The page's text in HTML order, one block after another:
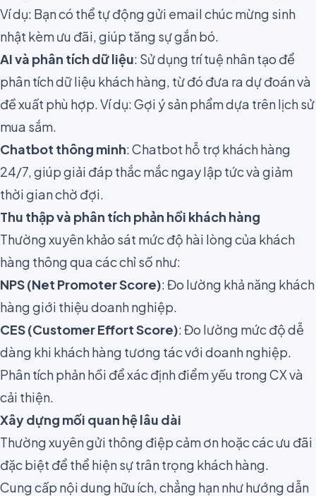
Ví dụ: Bạn có thể tự động gửi email chúc mừng sinh
nhật kèm ưu đãi, giúp tăng sự gắn bó.
AI và phân tích dữ liệu: Sử dụng trí tuệ nhân tạo để
phân tích dữ liệu khách hàng, từ đó đưa ra dự đoán và
đề xuất phù hợp. Ví dụ: Gợi ý sản phẩm dựa trên lịch sử
mua sắm.
Chatbot thông minh: Chatbot hỗ trợ khách hàng
24/7, giúp giải đáp thắc mắc ngay lập tức và giảm
thời gian chờ đợi.
Thu thập và phân tích phản hồi khách hàng
Thường xuyên khảo sát mức độ hài lòng của khách
hàng thông qua các chỉ số như:
NPS (Net Promoter Score): Đo lường khả năng khách
hàng giới thiệu doanh nghiệp.
CES (Customer Effort Score): Đo lường mức độ dễ
dàng khi khách hàng tương tác với doanh nghiệp.
Phân tích phản hồi để xác định điểm yếu trong CX và
cải thiện.
Xây dựng mối quan hệ lâu dài
Thường xuyên gửi thông điệp cảm ơn hoặc các ưu đãi
đặc biệt để thể hiện sự trân trọng khách hàng.
Cung cấp nội dung hữu ích, chẳng hạn như hướng dẫn